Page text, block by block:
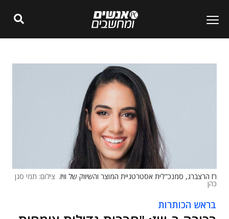
רז הרצברג, סמנכ"לית אסטרטגיית המוצר והשיווק של וויז. צילום: תמי סגן
כהן
בראש הכותרות